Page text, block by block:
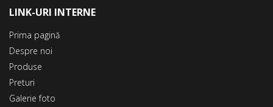
LINK-URI INTERNE
Prima pagină
Despre noi
Produse
Preturi
Galerie foto